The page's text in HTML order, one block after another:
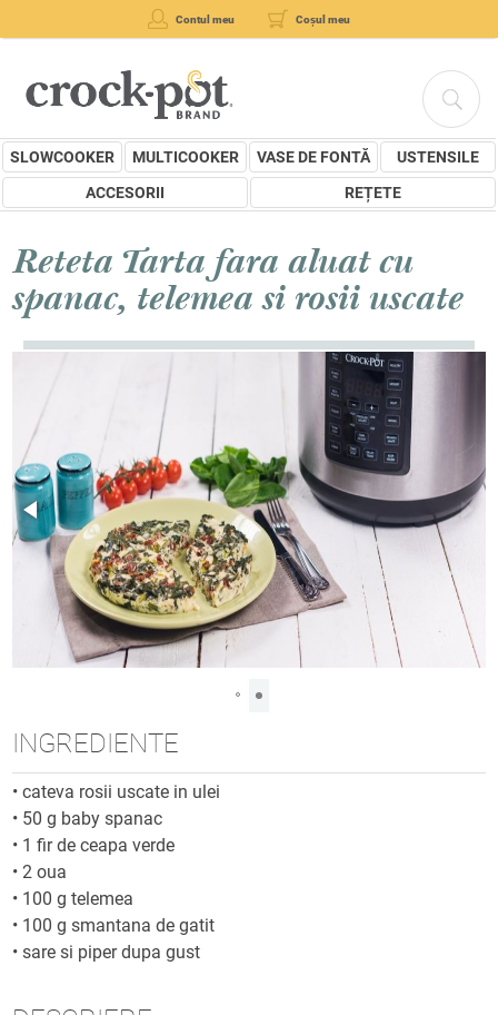
Contul meu Coșul meu
SLOWCOOKER MULTICOOKER VASE DE FONTĂ
USTENSILE
ACCESORII
REȚETE
Reteta Tarta fara aluat cu
spanac, telemea si rosii uscate
INGREDIENTE
•cateva rosii uscate in ulei
• 50 g baby spanac
• 1 fir de ceapa verde
• 2 oua
• 100 g telemea
• 100 g smantana de gatit
•sare si piper dupa gust